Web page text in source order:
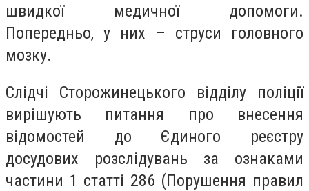
швидкої медичної допомоги.
Попередньо, у них – струси головного
мозку.
Слідчі Сторожинецького відділу поліції
вирішують питання про внесення
відомостей до Єдиного реєстру
досудових розслідувань за ознаками
частини 1 статті 286 (Порушення правил